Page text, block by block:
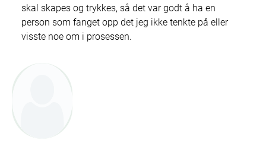
skal skapes og trykkes, så det var godt å ha en
person som fanget opp det jeg ikke tenkte på eller
visste noe om i prosessen.